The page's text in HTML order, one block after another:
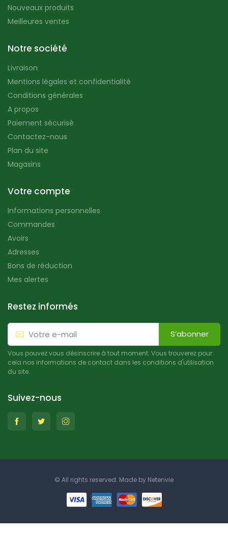
Nouveaux produits
Meilleures ventes
Notre société
Livraison
Mentions légales et confidentialité
Conditions générales
A propos
Paiement sécurisé
Contactez-nous
Plan du site
Magasins
Votre compte
Informations personnelles
Commandes
Avoirs
Adresses
Bons de réduction
Mes alertes
Restez informés
S’abonner
Vous pouvez vous désinscrire à tout moment. Vous trouverez pour
cela nos informations de contact dans les conditions d'utilisation
du site.
Suivez-nous
© All rights reserved. Made by Netenvie